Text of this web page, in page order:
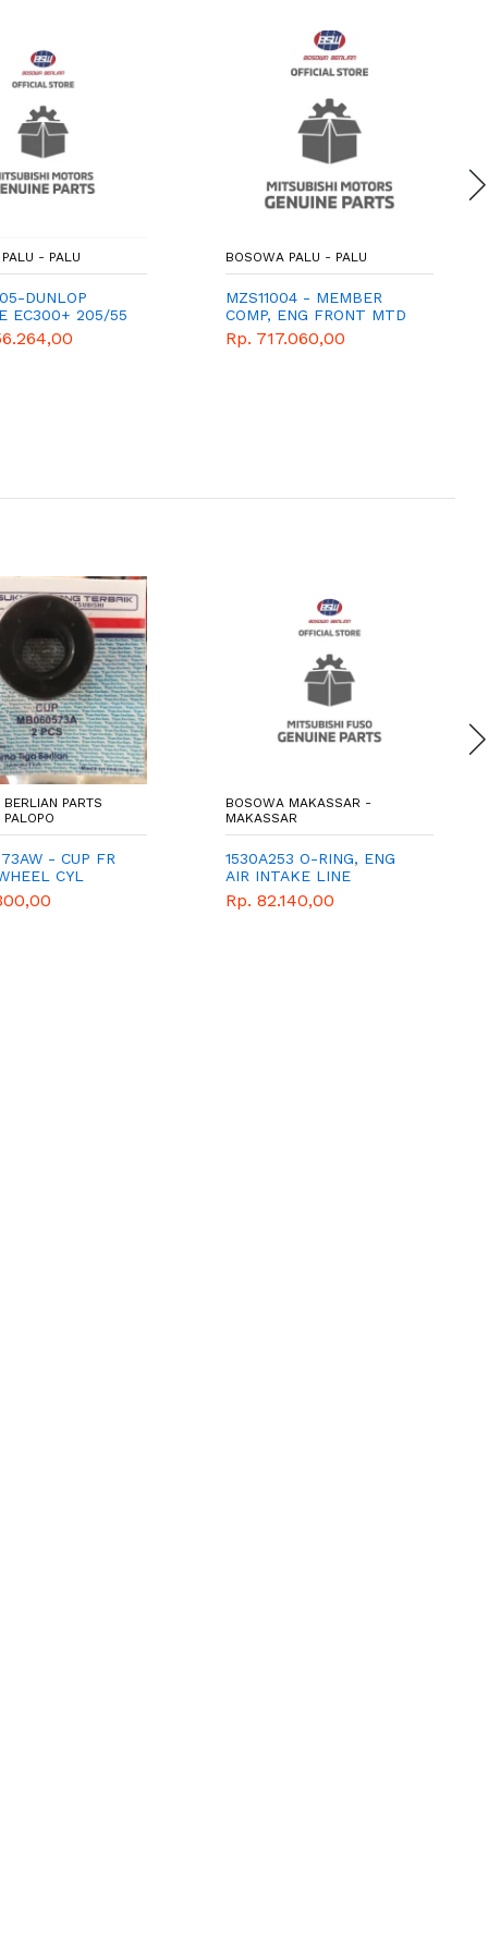
- PALU
DUNLOP
EC300+ 205/55
PART
BOSOWA PALU - PALU
MZS11004 - MEMBER
COMP, ENG FRONT MTD
Rp. 717.060,00
BERLIAN PARTS
- CUP FR
CYL
BOSOWA MAKASSAR -
MAKASSAR
1530A253 O-RING, ENG
AIR INTAKE LINE
Rp. 82.140,00